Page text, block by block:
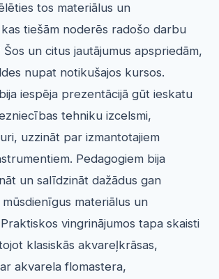
tos materiālus un
tiešām noderēs radošo darbu
Šos un citus jautājumus apspriedām,
nupat notikušajos kursos.
iespēja prezentācijā gūt ieskatu
tehniku izcelsmi,
uzzināt par izmantotajiem
Pedagogiem bija
un salīdzināt dažādus gan
materiālus un
vingrinājumos tapa skaisti
klasiskās akvareļkrāsas,
akvarela flomastera,